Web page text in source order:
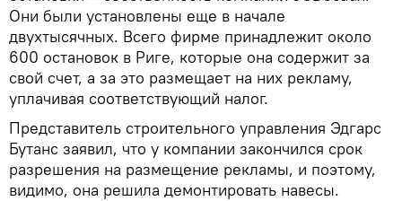
Они были установлены еще в начале
двухтысячных. Всего фирме принадлежит около
600 остановок в Риге, которые она содержит за
свой счет, а за это размещает на них рекламу,
уплачивая соответствующий налог.
Представитель строительного управления Эдгарс
Бутанс заявил, что у компании закончился срок
разрешения на размещение рекламы, и поэтому,
видимо, она решила демонтировать навесы.